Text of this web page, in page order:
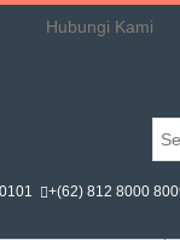
Hubungi Kami
+(62) 812 8000